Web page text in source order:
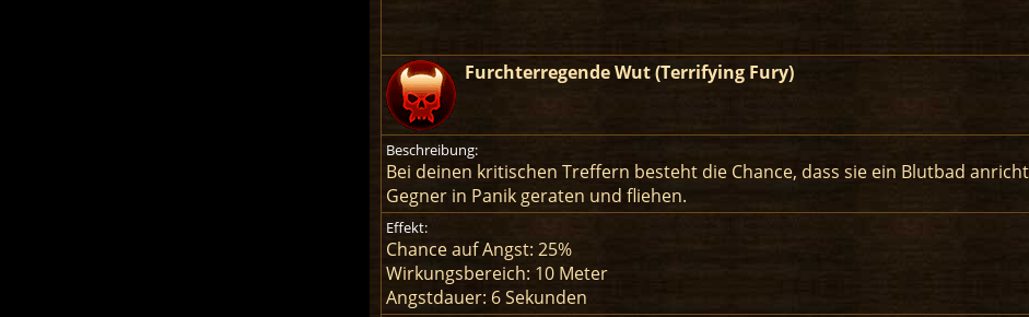
Furchterregende Wut (Terrifying Fury)
Beschreibung:
Bei deinen kritischen Treffern besteht die Chance, dass sie ein Blutbad
Gegner in Panik geraten und fliehen.
Effekt:
Chance auf Angst: 25%
Wirkungsbereich: 10 Meter
Angstdauer: 6 Sekunden